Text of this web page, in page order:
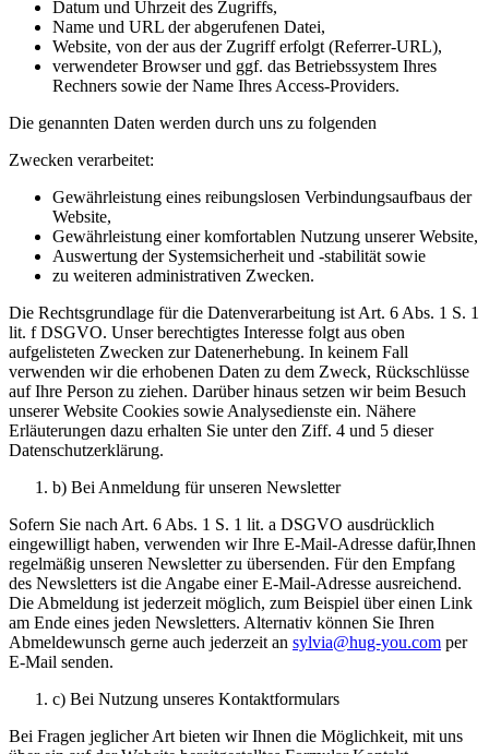
Datum und Uhrzeit des Zugriffs,
Name und URL der abgerufenen Datei,
Website, von der aus der Zugriff erfolgt (Referrer-URL),
verwendeter Browser und ggf. das Betriebssystem Ihres
Rechners sowie der Name Ihres Access-Providers.
Die genannten Daten werden durch uns zu folgenden
Zwecken verarbeitet:
Gewährleistung eines reibungslosen Verbindungsaufbaus der
Website,
Gewährleistung einer komfortablen Nutzung unserer Website,
Auswertung der Systemsicherheit und -stabilität sowie
zu weiteren administrativen Zwecken.
Die Rechtsgrundlage für die Datenverarbeitung ist Art. 6 Abs. 1 S. 1
lit. f DSGVO. Unser berechtigtes Interesse folgt aus oben
aufgelisteten Zwecken zur Datenerhebung. In keinem Fall
verwenden wir die erhobenen Daten zu dem Zweck, Rückschlüsse
auf Ihre Person zu ziehen. Darüber hinaus setzen wir beim Besuch
unserer Website Cookies sowie Analysedienste ein. Nähere
Erläuterungen dazu erhalten Sie unter den Ziff. 4 und 5 dieser
Datenschutzerklärung.
b) Bei Anmeldung für unseren Newsletter
Sofern Sie nach Art. 6 Abs. 1 S. 1 lit. a DSGVO ausdrücklich
eingewilligt haben, verwenden wir Ihre E-Mail-Adresse dafür,Ihnen
regelmäßig unseren Newsletter zu übersenden. Für den Empfang
des Newsletters ist die Angabe einer E-Mail-Adresse ausreichend.
Die Abmeldung ist jederzeit möglich, zum Beispiel über einen Link
am Ende eines jeden Newsletters. Alternativ können Sie Ihren
Abmeldewunsch gerne auch jederzeit an sylvia@hug-you.com per
E-Mail senden.
c) Bei Nutzung unseres Kontaktformulars
Bei Fragen jeglicher Art bieten wir Ihnen die Möglichkeit, mit uns